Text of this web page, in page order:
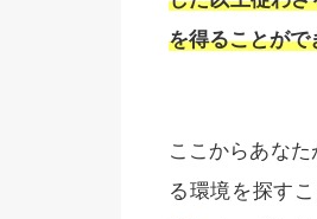
を得ることがで
ここからあなた
る環境を探す